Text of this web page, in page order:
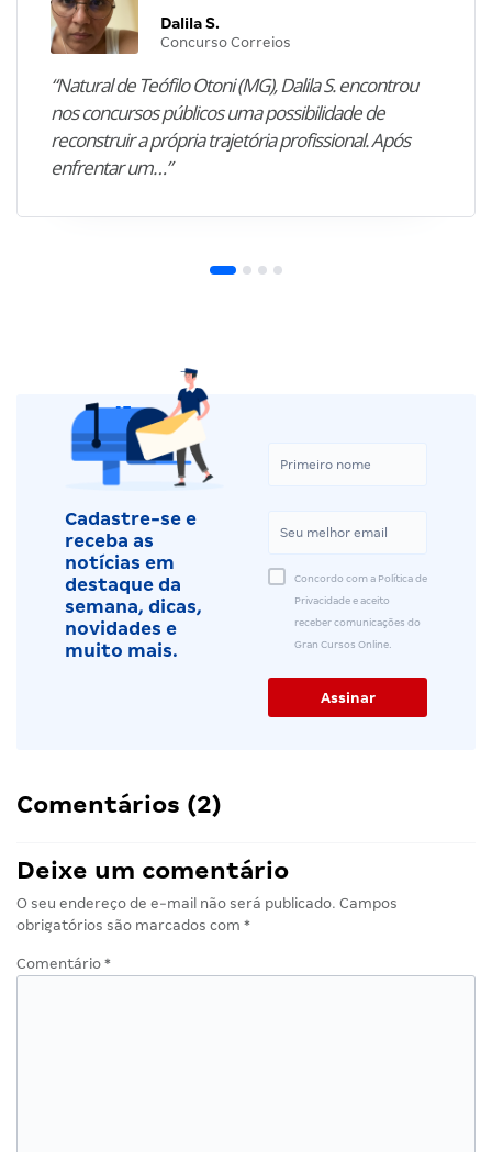
Dalila S.
Concurso Correios
“Natural de Teófilo Otoni (MG), Dalila S. encontrou
nos concursos públicos uma possibilidade de
reconstruir a própria trajetória profissional. Após
enfrentar um…”
Cadastre-se e
receba as
notícias em
destaque da
semana, dicas,
novidades e
muito mais.
Concordo com a Política de
Privacidade e aceito
receber comunicações do
Gran Cursos Online.
Comentários (2)
Deixe um comentário
O seu endereço de e-mail não será publicado. Campos
obrigatórios são marcados com *
Comentário *